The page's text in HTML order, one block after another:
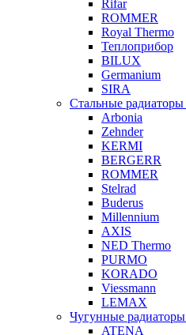
Rifar
ROMMER
Royal Thermo
Теплоприбор
BILUX
Germanium
SIRA
Стальные радиаторы
Arbonia
Zehnder
KERMI
BERGERR
ROMMER
Stelrad
Buderus
Millennium
AXIS
NED Thermo
PURMO
KORADO
Viessmann
LEMAX
Чугунные радиаторы
ATENA